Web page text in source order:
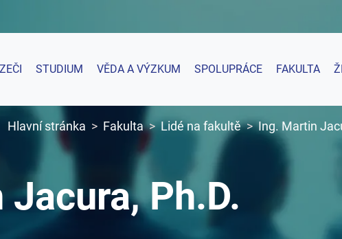
STUDIUM VĚDA A VÝZKUM SPOLUPRÁCE FAKULTA
Hlavní stránka Fakulta Lidé na fakultě Ing. Martin
Ph.D.